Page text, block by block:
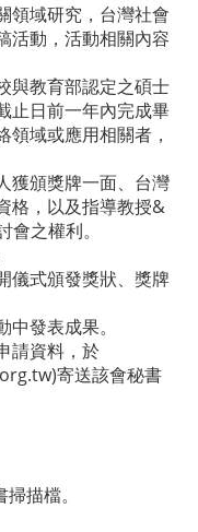
領域研究，台灣社會
活動，活動相關內容
與教育部認定之碩士
止日前一年內完成畢
域或應用相關者，
獲頒獎牌一面、台灣
格，以及指導教授&
之權利。
儀式頒發獎狀、獎牌
發表成果。
請資料，於
寄送該會秘書
描檔。